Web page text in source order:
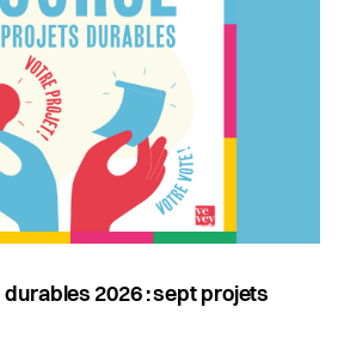
2026 : sept projets